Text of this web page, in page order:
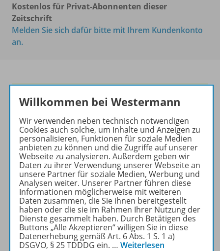
Kostenlos für Privat-Abonnenten dieser
Zeitschrift
Melden Sie sich dafür bitte mit Ihrem Kundenkonto
an.
Die führende Zeitschrift für
die Unterrichtspraxis!
Ihr Wegweiser zu den
wichtigsten Seiten von PRAXIS
GEOGRAPHIE:
zu den Abo-Angeboten
zum Zeitschriftenkiosk
zum Online-Archiv
Mehr zur Zeitschrift
Willkommen bei Westermann
Wir verwenden neben technisch notwendigen
Cookies auch solche, um Inhalte und Anzeigen zu
personalisieren, Funktionen für soziale Medien
anbieten zu können und die Zugriffe auf unserer
Webseite zu analysieren. Außerdem geben wir
Daten zu ihrer Verwendung unserer Webseite an
unsere Partner für soziale Medien, Werbung und
Analysen weiter. Unserer Partner führen diese
Informationen möglicherweise mit weiteren
Daten zusammen, die Sie ihnen bereitgestellt
haben oder die sie im Rahmen Ihrer Nutzung der
Dienste gesammelt haben. Durch Betätigen des
Buttons „Alle Akzeptieren“ willigen Sie in diese
Datenerhebung gemäß Art. 6 Abs. 1 S. 1 a)
DSGVO, § 25 TDDDG ein. … Weiterlesen